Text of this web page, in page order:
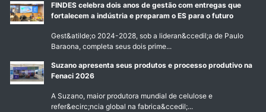
FINDES celebra dois anos de gestão com entregas que
fortalecem a indústria e preparam o ES para o futuro
Gest&atilde;o 2024-2028, sob a lideran&ccedil;a de Paulo
Baraona, completa seus dois prime...
Suzano apresenta seus produtos e processo produtivo na
Fenaci 2026
A Suzano, maior produtora mundial de celulose e
refer&ecirc;ncia global na fabrica&ccedil;...